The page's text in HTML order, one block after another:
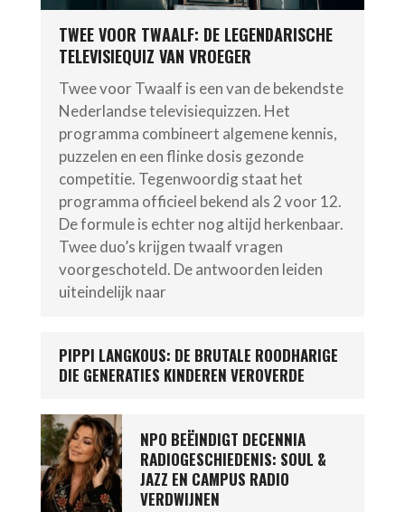
TWEE VOOR TWAALF: DE LEGENDARISCHE
TELEVISIEQUIZ VAN VROEGER
Twee voor Twaalf is een van de bekendste
Nederlandse televisiequizzen. Het
programma combineert algemene kennis,
puzzelen en een flinke dosis gezonde
competitie. Tegenwoordig staat het
programma officieel bekend als 2 voor 12.
De formule is echter nog altijd herkenbaar.
Twee duo’s krijgen twaalf vragen
voorgeschoteld. De antwoorden leiden
uiteindelijk naar
PIPPI LANGKOUS: DE BRUTALE ROODHARIGE
DIE GENERATIES KINDEREN VEROVERDE
NPO BEËINDIGT DECENNIA
RADIOGESCHIEDENIS: SOUL &
JAZZ EN CAMPUS RADIO
VERDWIJNEN